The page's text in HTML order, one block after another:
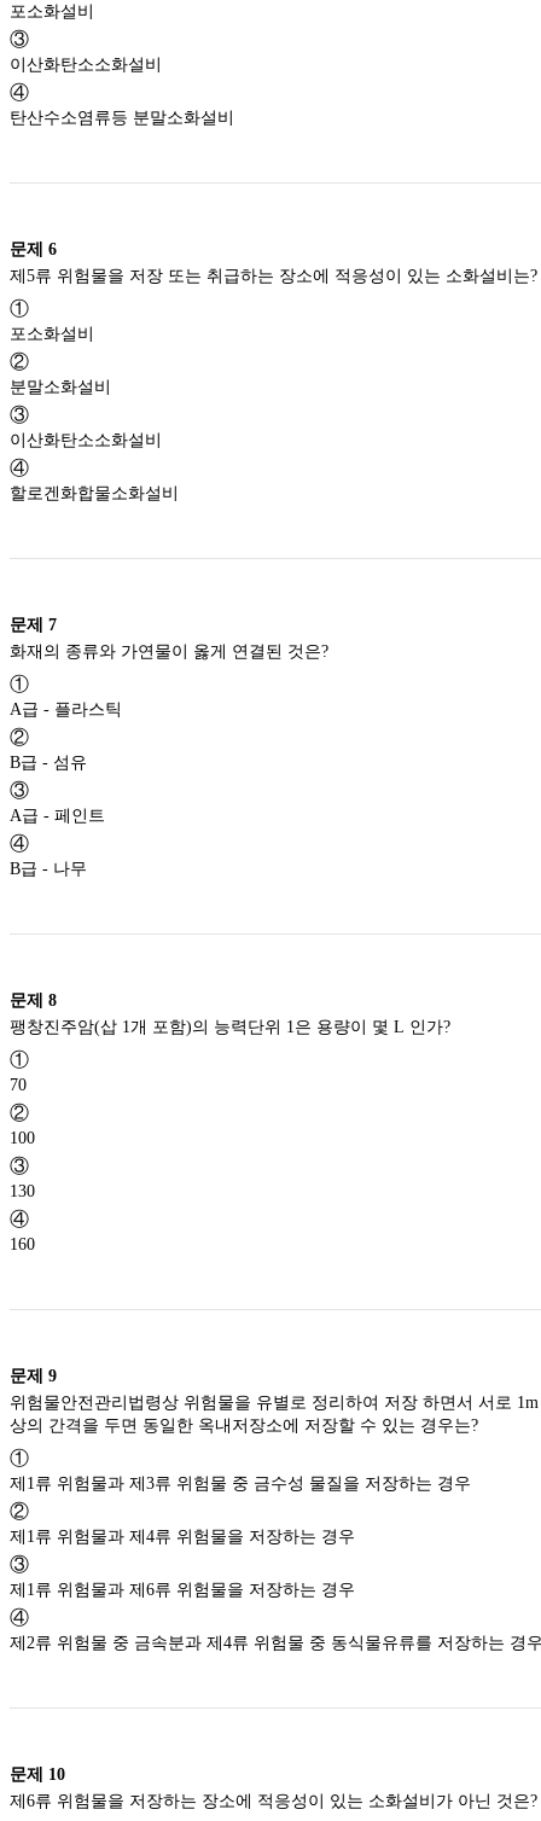
포소화설비
③
이산화탄소소화설비
④
탄산수소염류등 분말소화설비
문제 6
①
포소화설비
②
분말소화설비
③
이산화탄소소화설비
④
할로겐화합물소화설비
문제 7
①
A급 - 플라스틱
②
B급 - 섬유
③
A급 - 페인트
④
B급 - 나무
문제 8
①
70
②
100
③
130
④
160
문제 9
위험물안전관리법령상 위험물을 유별로 정리하여 저장 하면서 서로
①
제1류 위험물과 제3류 위험물 중 금수성 물질을 저장하는 경우
②
제1류 위험물과 제4류 위험물을 저장하는 경우
③
제1류 위험물과 제6류 위험물을 저장하는 경우
④
제2류 위험물 중 금속분과 제4류 위험물 중 동식물유류를 저장하는 경
문제 10